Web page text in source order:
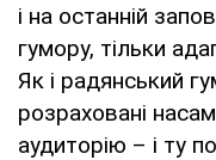
і на останній
гумору, тільки
Як і радянський
розраховані
аудиторію – і ту